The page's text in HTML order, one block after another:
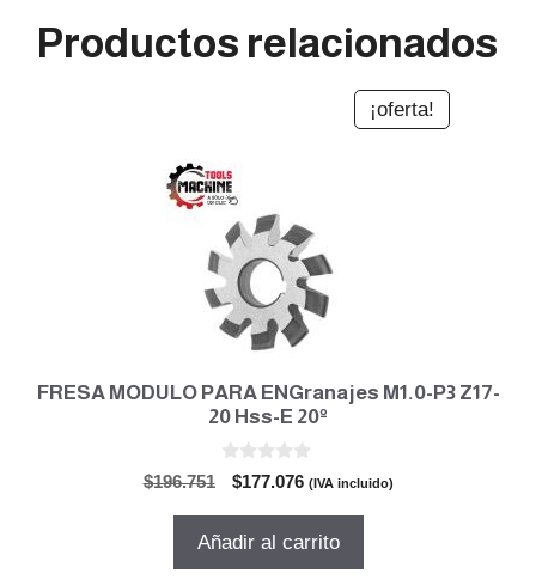
Productos relacionados
¡oferta!
FRESA MODULO PARA ENGranajes M1.0-P3 Z17-
20 Hss-E 20º
$196.751
El
original
$177.076El
actual
(IVA incluido)
Añadir al carrito